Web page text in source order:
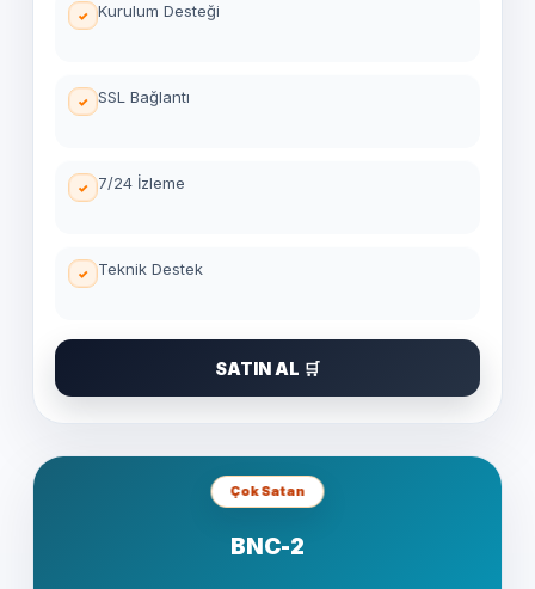
Kurulum Desteği
SSL Bağlantı
7/24 İzleme
Teknik Destek
SATIN AL 🛒
Çok Satan
BNC-2